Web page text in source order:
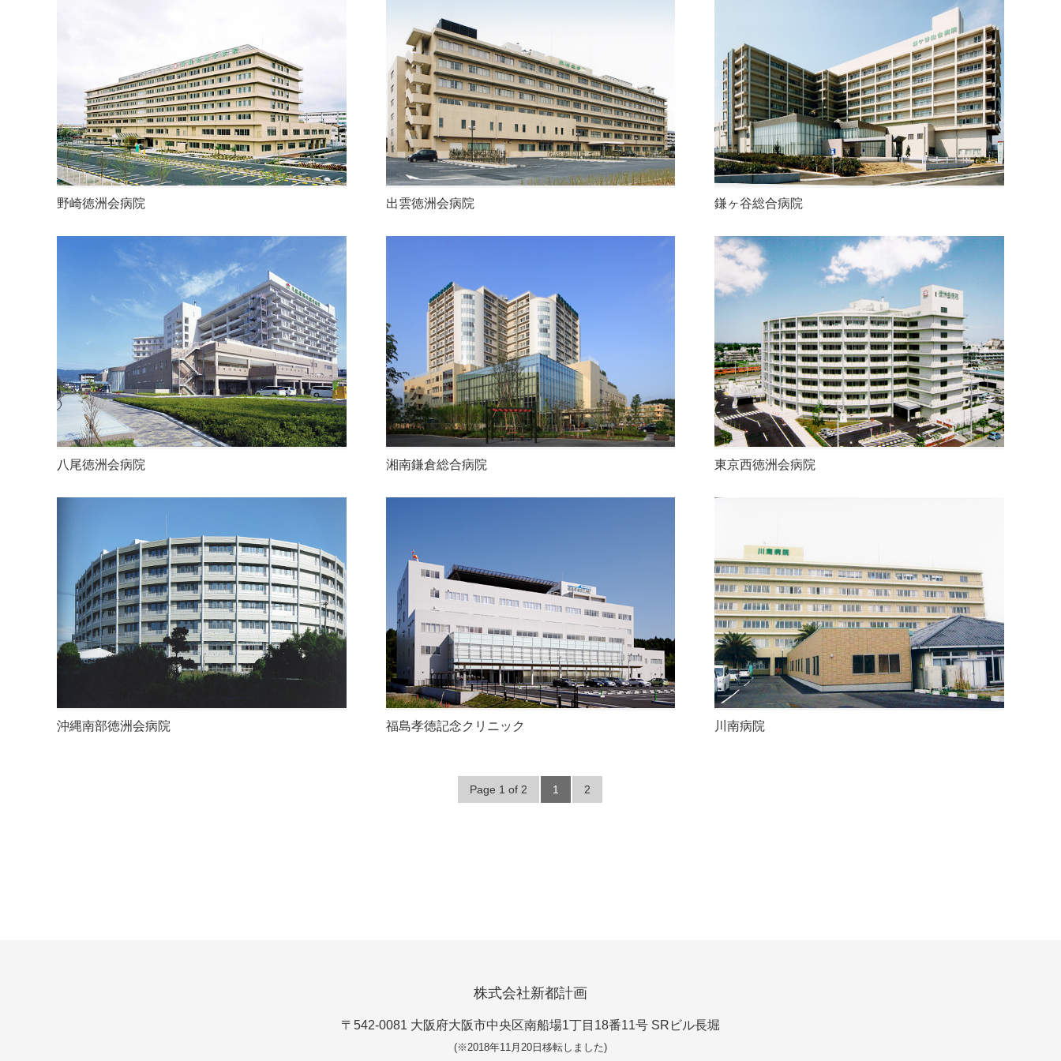
野崎徳洲会病院 出雲徳洲会病院 鎌ヶ谷総合病院
八尾徳洲会病院 湘南鎌倉総合病院 東京西徳洲会病院
沖縄南部徳洲会病院 福島孝徳記念クリニック 川南病院
Page 1 of 2 1 2
株式会社新都計画
〒542-0081 大阪府大阪市中央区南船場1丁目18番11号 SRビル長堀
(※2018年11月20日移転しました)